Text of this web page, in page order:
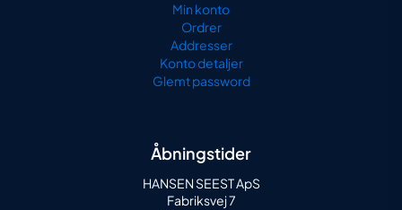
Min konto
Ordrer
Addresser
Konto detaljer
Glemt password
Åbningstider
HANSEN SEEST ApS
Fabriksvej 7